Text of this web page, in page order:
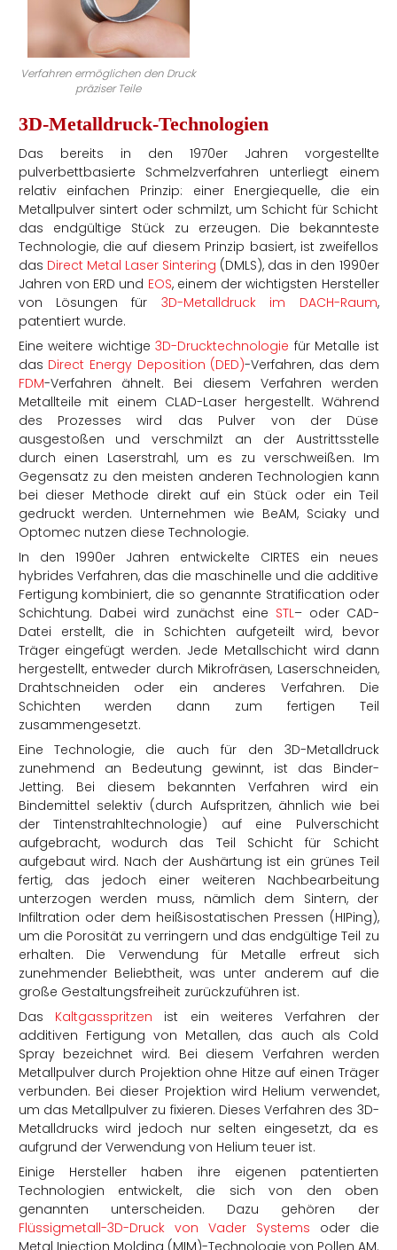
Verfahren ermöglichen den Druck
präziser Teile
3D-Metalldruck-Technologien
Das bereits in den 1970er Jahren vorgestellte
pulverbettbasierte Schmelzverfahren unterliegt einem
relativ einfachen Prinzip: einer Energiequelle, die ein
Metallpulver sintert oder schmilzt, um Schicht für Schicht
das endgültige Stück zu erzeugen. Die bekannteste
Technologie, die auf diesem Prinzip basiert, ist zweifellos
das Direct Metal Laser Sintering (DMLS), das in den 1990er
Jahren von ERD und EOS, einem der wichtigsten Hersteller
von Lösungen für 3D-Metalldruck im DACH-Raum,
patentiert wurde.
Eine weitere wichtige 3D-Drucktechnologie für Metalle ist
das Direct Energy Deposition (DED)-Verfahren, das dem
FDM-Verfahren ähnelt. Bei diesem Verfahren werden
Metallteile mit einem CLAD-Laser hergestellt. Während
des Prozesses wird das Pulver von der Düse
ausgestoßen und verschmilzt an der Austrittsstelle
durch einen Laserstrahl, um es zu verschweißen. Im
Gegensatz zu den meisten anderen Technologien kann
bei dieser Methode direkt auf ein Stück oder ein Teil
gedruckt werden. Unternehmen wie BeAM, Sciaky und
Optomec nutzen diese Technologie.
In den 1990er Jahren entwickelte CIRTES ein neues
hybrides Verfahren, das die maschinelle und die additive
Fertigung kombiniert, die so genannte Stratification oder
Schichtung. Dabei wird zunächst eine STL– oder CAD-
Datei erstellt, die in Schichten aufgeteilt wird, bevor
Träger eingefügt werden. Jede Metallschicht wird dann
hergestellt, entweder durch Mikrofräsen, Laserschneiden,
Drahtschneiden oder ein anderes Verfahren. Die
Schichten werden dann zum fertigen Teil
zusammengesetzt.
Eine Technologie, die auch für den 3D-Metalldruck
zunehmend an Bedeutung gewinnt, ist das Binder-
Jetting. Bei diesem bekannten Verfahren wird ein
Bindemittel selektiv (durch Aufspritzen, ähnlich wie bei
der Tintenstrahltechnologie) auf eine Pulverschicht
aufgebracht, wodurch das Teil Schicht für Schicht
aufgebaut wird. Nach der Aushärtung ist ein grünes Teil
fertig, das jedoch einer weiteren Nachbearbeitung
unterzogen werden muss, nämlich dem Sintern, der
Infiltration oder dem heißisostatischen Pressen (HIPing),
um die Porosität zu verringern und das endgültige Teil zu
erhalten. Die Verwendung für Metalle erfreut sich
zunehmender Beliebtheit, was unter anderem auf die
große Gestaltungsfreiheit zurückzuführen ist.
Das Kaltgasspritzen ist ein weiteres Verfahren der
additiven Fertigung von Metallen, das auch als Cold
Spray bezeichnet wird. Bei diesem Verfahren werden
Metallpulver durch Projektion ohne Hitze auf einen Träger
verbunden. Bei dieser Projektion wird Helium verwendet,
um das Metallpulver zu fixieren. Dieses Verfahren des 3D-
Metalldrucks wird jedoch nur selten eingesetzt, da es
aufgrund der Verwendung von Helium teuer ist.
Einige Hersteller haben ihre eigenen patentierten
Technologien entwickelt, die sich von den oben
genannten unterscheiden. Dazu gehören der
Flüssigmetall-3D-Druck von Vader Systems oder die